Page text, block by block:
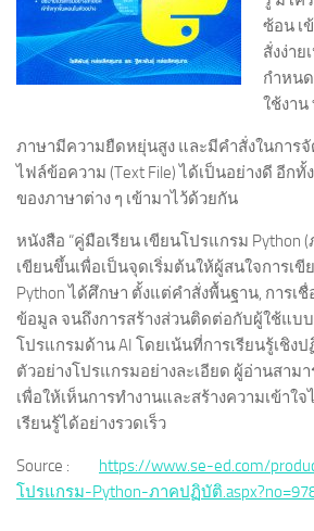
ซ้อน เ
สั่งง่าย
กำหน
ใช้งาน
ภาษามีความยืดหยุ่นสูง และมีคำสั่งในการ
ไฟล์ข้อความ (Text File) ได้เป็นอย่างดี อีกทั้
ของภาษาต่าง ๆ เข้ามาไว้ด้วยกัน
หนังสือ “คู่มือเรียน เขียนโปรแกรม Python
เขียนขึ้นเพื่อเป็นจุดเริ่มต้นให้ผู้สนใจการเ
Python ได้ศึกษา ตั้งแต่คำสั่งพื้นฐาน, การเ
ข้อมูล จนถึงการสร้างส่วนติดต่อกับผู้ใช้แบ
โปรแกรมด้าน AI โดยเน้นที่การเรียนรู้เชิง
ตัวอย่างโปรแกรมอย่างละเอียด ผู้อ่านสาม
เพื่อให้เห็นการทำงานและสร้างความเข้าใ
เรียนรู้ได้อย่างรวดเร็ว
Source : https://www.se-ed.com/
โปรแกรม-Python-ภาคปฏิบัติ